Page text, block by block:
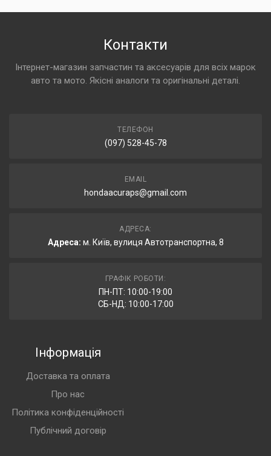
Контакти
Інтернет-магазин запчастин та аксесуарів для всіх марок
авто та мото. Якісні аналоги та оригінальні деталі.
ТЕЛЕФОН
(097) 528-45-78
EMAIL
hondaacuraps@gmail.com
АДРЕСА:
Адреса: м. Київ, вулиця Автотранспортна, 8
ГРАФІК РОБОТИ:
ПН-ПТ: 10:00-19:00
СБ-НД: 10:00-17:00
Інформація
Доставка та оплата
Про нас
Політика конфіденційності
Публічний договір